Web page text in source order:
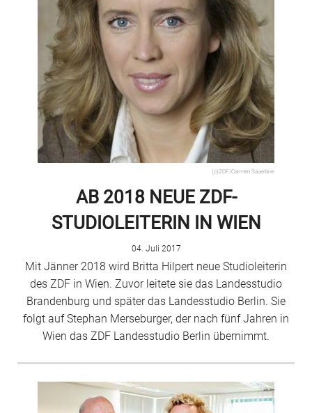
(c)ZDF/Carmen Sauerbrei
AB 2018 NEUE ZDF-
STUDIOLEITERIN IN WIEN
04. Juli 2017
Mit Jänner 2018 wird Britta Hilpert neue Studioleiterin
des ZDF in Wien. Zuvor leitete sie das Landesstudio
Brandenburg und später das Landesstudio Berlin. Sie
folgt auf Stephan Merseburger, der nach fünf Jahren in
Wien das ZDF Landesstudio Berlin übernimmt.